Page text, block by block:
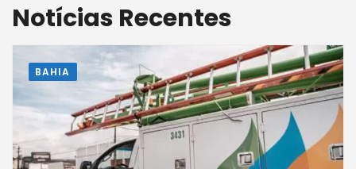
Notícias Recentes
BAHIA